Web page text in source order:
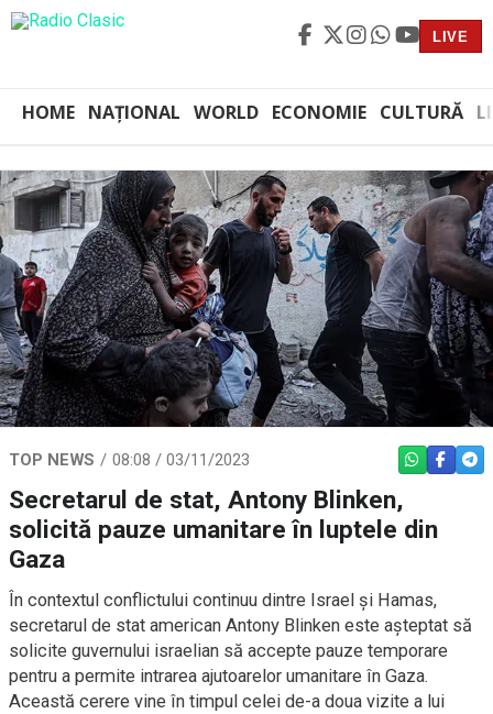
LIVE
HOME NAȚIONAL WORLD ECONOMIE CULTURĂ
TOP NEWS 08:08 / 03/11/2023 WHATSAPP
Secretarul de stat, Antony Blinken,
solicită pauze umanitare în luptele din
Gaza
În contextul conflictului continuu dintre Israel și Hamas,
secretarul de stat american Antony Blinken este așteptat să
solicite guvernului israelian să accepte pauze temporare
pentru a permite intrarea ajutoarelor umanitare în Gaza.
Această cerere vine în timpul celei de-a doua vizite a lui